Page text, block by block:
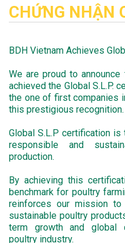
CHỨNG NHẬN
BDH Vietnam Achieves
We are proud to
achieved the Global S.L.P.
the one of first companies
this prestigious recognition.
Global S.L.P certification is
responsible and
production.
By achieving this
benchmark for poultry
reinforces our mission to
sustainable poultry
term growth and global
poultry industry.